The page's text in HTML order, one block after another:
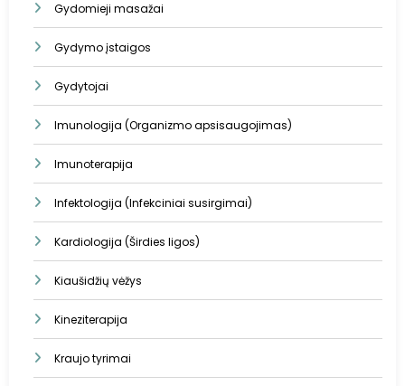
Gydomieji masažai
Gydymo įstaigos
Gydytojai
Imunologija (Organizmo apsisaugojimas)
Imunoterapija
Infektologija (Infekciniai susirgimai)
Kardiologija (Širdies ligos)
Kiaušidžių vėžys
Kineziterapija
Kraujo tyrimai